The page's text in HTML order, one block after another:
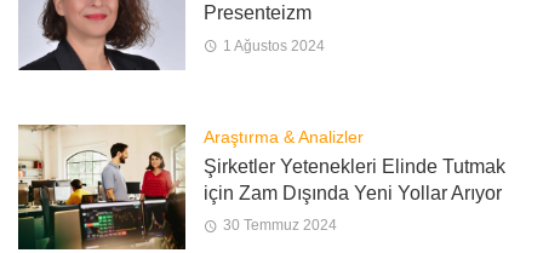
Presenteizm
1 Ağustos 2024
Araştırma & Analizler
Şirketler Yetenekleri Elinde Tutmak
için Zam Dışında Yeni Yollar Arıyor
30 Temmuz 2024